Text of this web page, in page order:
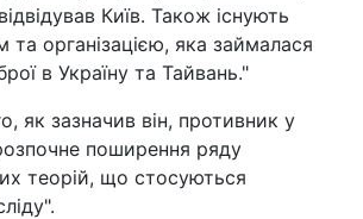
Київ. Також існують
та організацією, яка займалася
в Україну та Тайвань."
як зазначив він, противник у
поширення ряду
теорій, що стосуються